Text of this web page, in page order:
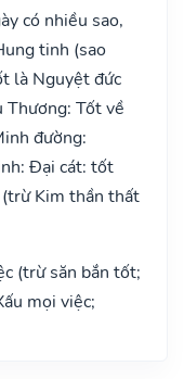
có nhiều sao,
tinh (sao
là Nguyệt đức
Thương: Tốt về
đường:
Đại cát: tốt
(trừ Kim thần thất
(trừ săn bắn tốt;
mọi việc;